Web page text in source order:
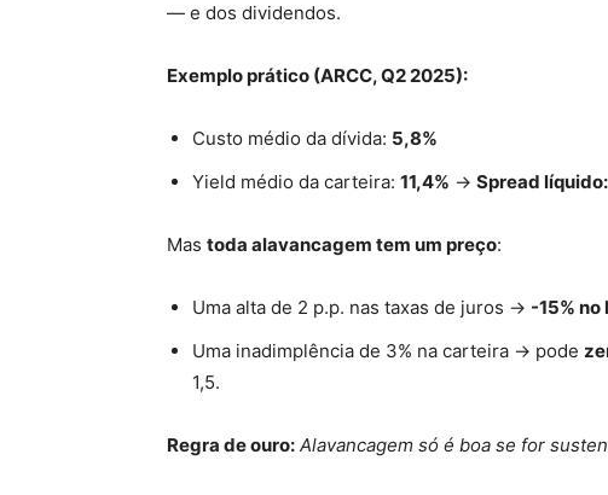
— e dos dividendos.
Exemplo prático (ARCC, Q2 2025):
Custo médio da dívida: 5,8%
Yield médio da carteira: 11,4% → Spread
Mas toda alavancagem tem um preço:
Uma alta de 2 p.p. nas taxas de juros → -15%
Uma inadimplência de 3% na carteira → pode
1,5.
Regra de ouro: Alavancagem só é boa se for